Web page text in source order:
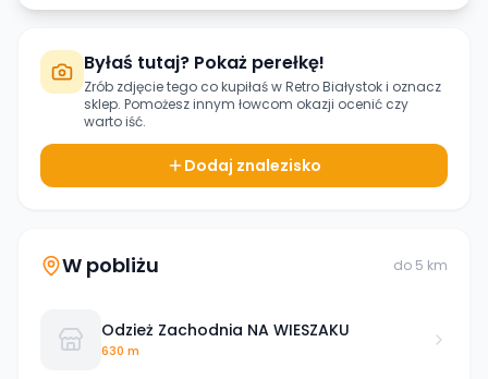
Byłaś tutaj? Pokaż perełkę!
Zrób zdjęcie tego co kupiłaś wRetro Białystoki oznacz
sklep. Pomożesz innym łowcom okazji ocenić czy
warto iść.
Dodaj znalezisko
W pobliżu do 5 km
Odzież Zachodnia NA WIESZAKU
630 m